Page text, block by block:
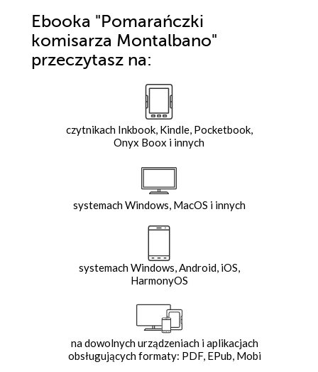
Ebooka "Pomarańczki
komisarza Montalbano"
przeczytasz na:
czytnikach Inkbook, Kindle, Pocketbook,
Onyx Boox i innych
systemach Windows, MacOS i innych
systemach Windows, Android, iOS,
HarmonyOS
na dowolnych urządzeniach i aplikacjach
obsługujących formaty: PDF, EPub, Mobi